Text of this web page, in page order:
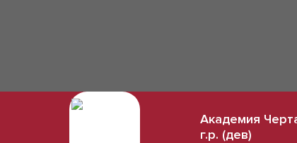
Академия
г.р. (дев)